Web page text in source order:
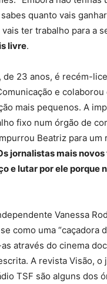
quanto vais
ter trabalho para a
livre.
de 23 anos, é recém-
e
mais pequenos. A
fixo num órgão de
Beatriz para um
jornalistas mais
e lutar por ele porque
Vanessa
como uma “caçadora
através do cinema
A revista Visão, o
TSF são alguns dos